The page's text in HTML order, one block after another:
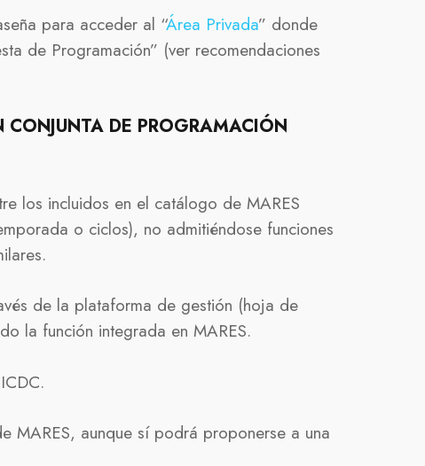
para acceder al “Área Privada” donde
de Programación” (ver recomendaciones
DE PROGRAMACIÓN
los incluidos en el catálogo de MARES
o ciclos), no admitiéndose funciones
de la plataforma de gestión (hoja de
la función integrada en MARES.
MARES, aunque sí podrá proponerse a una